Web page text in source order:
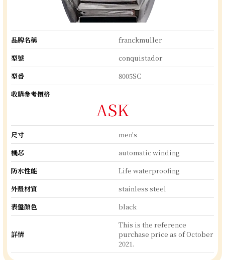
品牌名稱
franckmuller
型號
conquistador
型番
8005SC
收購參考價格
ASK
尺寸
men's
機芯
automatic winding
防水性能
Life waterproofing
外殼材質
stainless steel
表盤顏色
black
詳情
This is the reference
purchase price as of October
2021.